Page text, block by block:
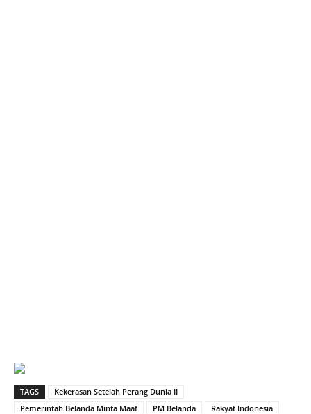
TAGS
Kekerasan Setelah Perang Dunia II
Pemerintah Belanda Minta Maaf
PM Belanda Rakyat Indonesia